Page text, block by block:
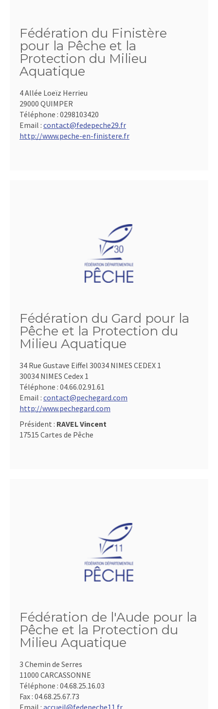
Fédération du Finistère
pour la Pêche et la
Protection du Milieu
Aquatique
4 Allée Loeïz Herrieu
29000 QUIMPER
Téléphone : 0298103420
Email : contact@fedepeche29.fr
http://www.peche-en-finistere.fr
Fédération du Gard pour la
Pêche et la Protection du
Milieu Aquatique
34 Rue Gustave Eiffel 30034 NIMES CEDEX 1
30034 NIMES Cedex 1
Téléphone : 04.66.02.91.61
Email : contact@pechegard.com
http://www.pechegard.com
Président : RAVEL Vincent
17515 Cartes de Pêche
Fédération de l'Aude pour la
Pêche et la Protection du
Milieu Aquatique
3 Chemin de Serres
11000 CARCASSONNE
Téléphone : 04.68.25.16.03
Fax : 04.68.25.67.73
Email : accueil@fedepeche11.fr